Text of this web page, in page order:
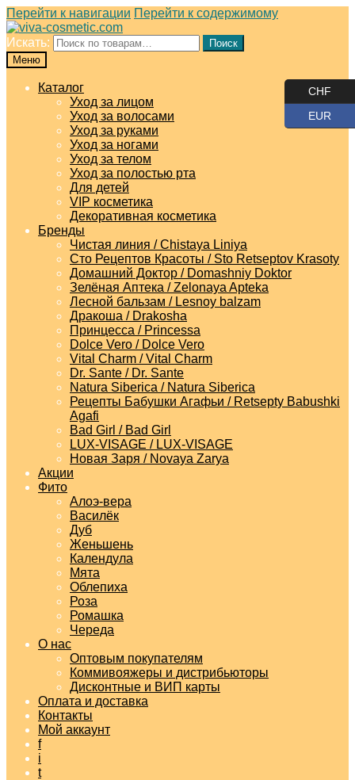
Перейти к навигации Перейти к содержимому
Искать:
Поиск
Меню
Каталог
Уход за лицом
Уход за волосами
Уход за руками
Уход за ногами
Уход за телом
Уход за полостью рта
Для детей
VIP косметика
Декоративная косметика
Бренды
Чистая линия / Chistaya Liniya
Сто Рецептов Красоты / Sto Retseptov Krasoty
Домашний Доктор / Domashniy Doktor
Зелёная Аптека / Zelonaya Apteka
Лесной бальзам / Lesnoy balzam
Дракоша / Drakosha
Принцесса / Princessa
Dolce Vero / Dolce Vero
Vital Charm / Vital Charm
Dr. Sante / Dr. Sante
Natura Siberica / Natura Siberica
Рецепты Бабушки Агафьи / Retsepty Babushki
Agafi
Bad Girl / Bad Girl
LUX-VISAGE / LUX-VISAGE
Новая Заря / Novaya Zarya
Акции
Фито
Алоэ-вера
Василёк
Дуб
Женьшень
Календула
Мята
Облепиха
Роза
Ромашка
Череда
О нас
Оптовым покупателям
Коммивояжеры и дистрибьюторы
Дисконтные и ВИП карты
Оплата и доставка
Контакты
Мой аккаунт
f
i
t
CHF
EUR